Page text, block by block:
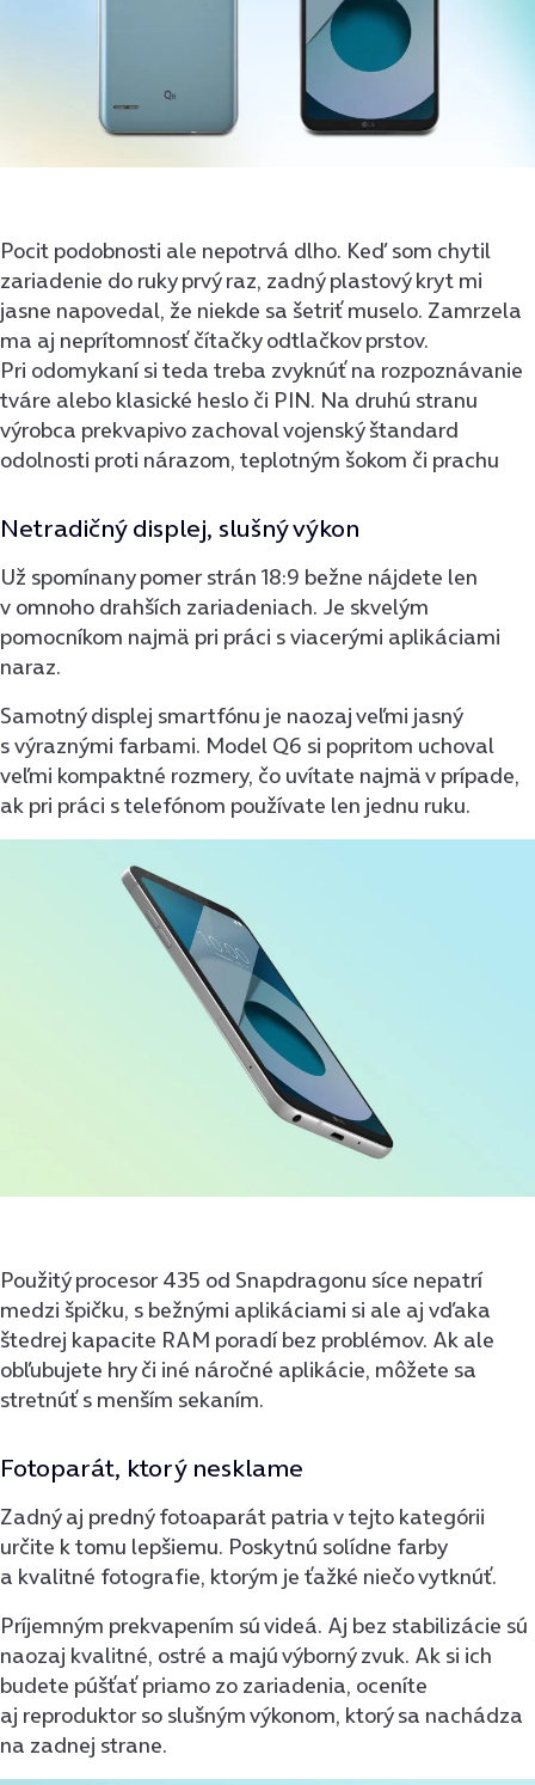
Pocit podobnosti ale nepotrvá dlho. Keď som chytil
zariadenie do ruky prvý raz, zadný plastový kryt mi
jasne napovedal, že niekde sa šetriť muselo. Zamrzela
ma aj neprítomnosť čítačky odtlačkov prstov.
Pri odomykaní si teda treba zvyknúť na rozpoznávanie
tváre alebo klasické heslo či PIN. Na druhú stranu
výrobca prekvapivo zachoval vojenský štandard
odolnosti proti nárazom, teplotným šokom či prachu
Netradičný displej, slušný výkon
Už spomínany pomer strán 18:9 bežne nájdete len
v omnoho drahších zariadeniach. Je skvelým
pomocníkom najmä pri práci s viacerými aplikáciami
naraz.
Samotný displej smartfónu je naozaj veľmi jasný
s výraznými farbami. Model Q6 si popritom uchoval
veľmi kompaktné rozmery, čo uvítate najmä v prípade,
ak pri práci s telefónom používate len jednu ruku.
Použitý procesor 435 od Snapdragonu síce nepatrí
medzi špičku, s bežnými aplikáciami si ale aj vďaka
štedrej kapacite RAM poradí bez problémov. Ak ale
obľubujete hry či iné náročné aplikácie, môžete sa
stretnúť s menším sekaním.
Fotoparát, ktorý nesklame
Zadný aj predný fotoaparát patria v tejto kategórii
určite k tomu lepšiemu. Poskytnú solídne farby
a kvalitné fotografie, ktorým je ťažké niečo vytknúť.
Príjemným prekvapením sú videá. Aj bez stabilizácie sú
naozaj kvalitné, ostré a majú výborný zvuk. Ak si ich
budete púšťať priamo zo zariadenia, oceníte
aj reproduktor so slušným výkonom, ktorý sa nachádza
na zadnej strane.